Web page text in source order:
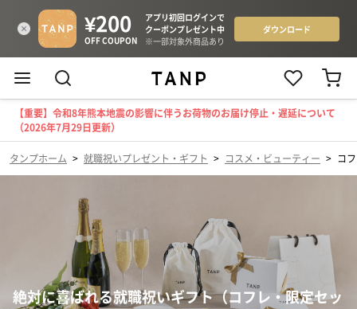
【重要】令和8年熊本地震の影響に伴うお荷物のお届け停止・遅延について
（2026年7月29日更新）
タンプホーム > 就職祝いプレゼント・ギフト > コスメ・ビューティー > コ
絶対に喜ばれる就職祝いギフト（コフレ・限定セッ